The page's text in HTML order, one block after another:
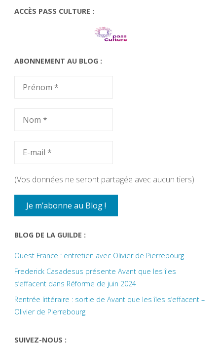
ACCÈS PASS CULTURE :
ABONNEMENT AU BLOG :
(Vos données ne seront partagée avec aucun tiers)
BLOG DE LA GUILDE :
Ouest France : entretien avec Olivier de Pierrebourg
Frederick Casadesus présente Avant que les îles
s’effacent dans Réforme de juin 2024
Rentrée littéraire : sortie de Avant que les îles s’effacent –
Olivier de Pierrebourg
SUIVEZ-NOUS :